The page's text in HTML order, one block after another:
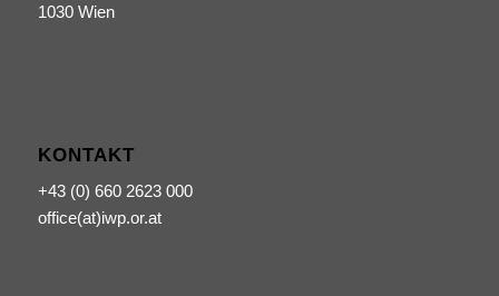
1030 Wien
KONTAKT
+43 (0) 660 2623 000
office(at)iwp.or.at